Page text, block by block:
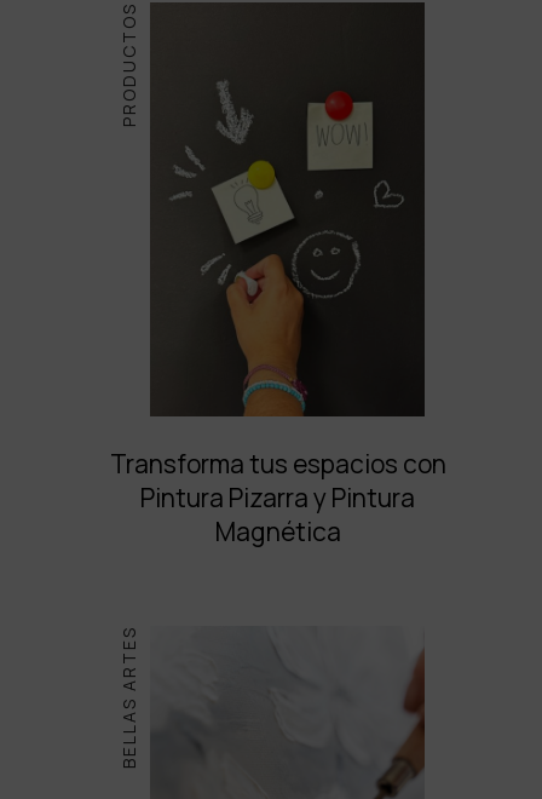
PRODUCTOS
Transforma tus espacios con
Pintura Pizarra y Pintura
Magnética
BELLAS ARTES